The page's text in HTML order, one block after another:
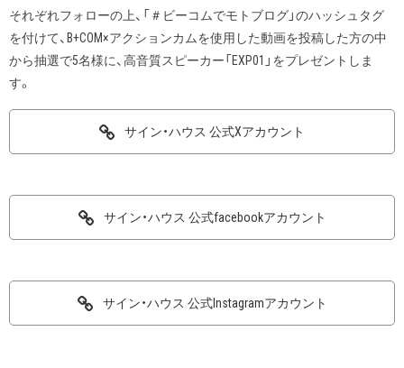
それぞれフォローの上、「＃ビーコムでモトブログ」のハッシュタグ
を付けて、B+COM×アクションカムを使用した動画を投稿した方の中
から抽選で5名様に、高音質スピーカー「EXP01」をプレゼントしま
す。
サイン・ハウス 公式Xアカウント
サイン・ハウス 公式facebookアカウント
サイン・ハウス 公式Instagramアカウント